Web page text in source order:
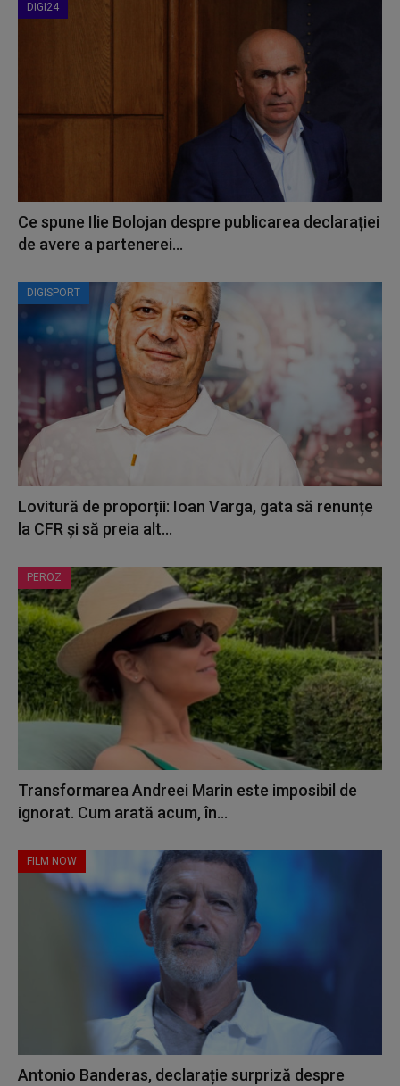
DIGI24
Ce spune Ilie Bolojan despre publicarea declarației
de avere a partenerei...
DIGISPORT
Lovitură de proporții: Ioan Varga, gata să renunțe
la CFR și să preia alt...
PEROZ
Transformarea Andreei Marin este imposibil de
ignorat. Cum arată acum, în...
FILM NOW
Antonio Banderas, declarație surpriză despre